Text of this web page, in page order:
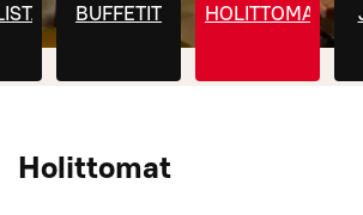
BUFFETIT HOLITTOMAT
Holittomat